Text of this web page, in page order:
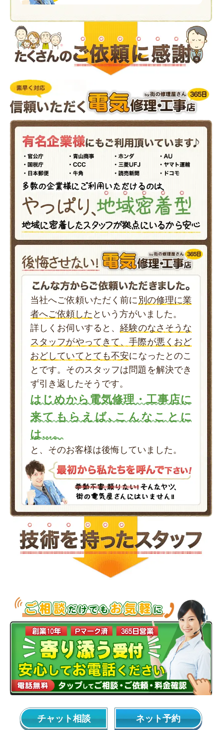
当社へご依頼いただく前に 別の修理に業
者へご依頼した という方がいました。
詳しくお伺いすると、経験のなさそうな
スタッフがやってきて、手際が悪くおど
おどしていてとても不安になったとのこ
とです。そのスタッフは問題を解決でき
ず引き返したそうです。
はじめから電気修理・工事店に
来てもらえば､こんなことに
は…。
と、そのお客様は後悔していました。
チャット相談 ネット予約